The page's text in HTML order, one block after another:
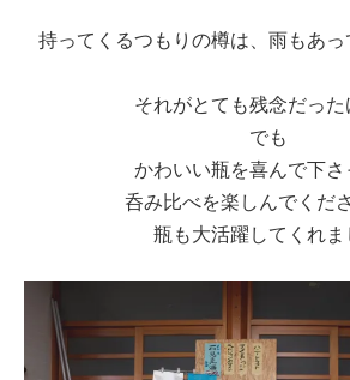
持ってくるつもりの樽は、雨もあ
それがとても残念だっ
でも
かわいい瓶を喜んで下さ
呑み比べを楽しんでくだ
瓶も大活躍してくれま